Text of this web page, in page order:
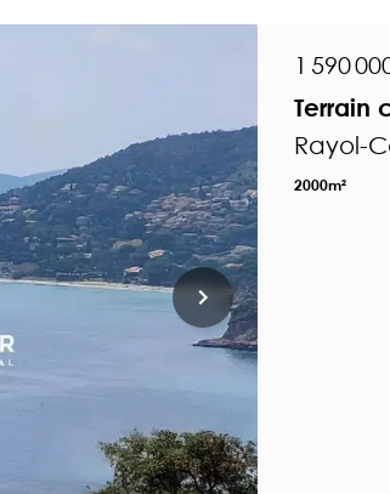
1 590
Terrain
Rayol-
2000m²